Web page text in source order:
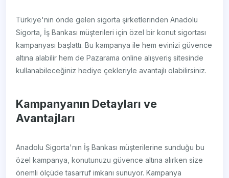
Türkiye'nin önde gelen sigorta şirketlerinden Anadolu
Sigorta, İş Bankası müşterileri için özel bir konut sigortası
kampanyası başlattı. Bu kampanya ile hem evinizi güvence
altına alabilir hem de Pazarama online alışveriş sitesinde
kullanabileceğiniz hediye çekleriyle avantajlı olabilirsiniz.
Kampanyanın Detayları ve
Avantajları
Anadolu Sigorta'nın İş Bankası müşterilerine sunduğu bu
özel kampanya, konutunuzu güvence altına alırken size
önemli ölçüde tasarruf imkanı sunuyor. Kampanya